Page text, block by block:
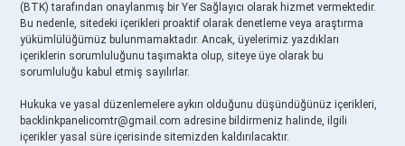
(BTK) tarafından onaylanmış bir Yer Sağlayıcı olarak hizmet vermektedir.
Bu nedenle, sitedeki içerikleri proaktif olarak denetleme veya araştırma
yükümlülüğümüz bulunmamaktadır. Ancak, üyelerimiz yazdıkları
içeriklerin sorumluluğunu taşımakta olup, siteye üye olarak bu
sorumluluğu kabul etmiş sayılırlar.
Hukuka ve yasal düzenlemelere aykırı olduğunu düşündüğünüz içerikleri,
backlinkpanelicomtr@gmail.com adresine bildirmeniz halinde, ilgili
içerikler yasal süre içerisinde sitemizden kaldırılacaktır.